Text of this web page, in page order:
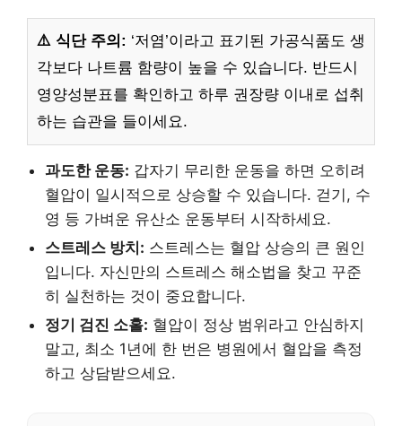
⚠️ 식단 주의: ‘저염’이라고 표기된 가공식품도 생
각보다 나트륨 함량이 높을 수 있습니다. 반드시
영양성분표를 확인하고 하루 권장량 이내로 섭취
하는 습관을 들이세요.
과도한 운동: 갑자기 무리한 운동을 하면 오히려
혈압이 일시적으로 상승할 수 있습니다. 걷기, 수
영 등 가벼운 유산소 운동부터 시작하세요.
스트레스 방치: 스트레스는 혈압 상승의 큰 원인
입니다. 자신만의 스트레스 해소법을 찾고 꾸준
히 실천하는 것이 중요합니다.
정기 검진 소홀: 혈압이 정상 범위라고 안심하지
말고, 최소 1년에 한 번은 병원에서 혈압을 측정
하고 상담받으세요.